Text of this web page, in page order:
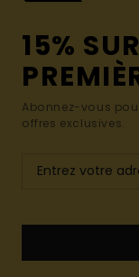
15%
Abonnez-vous
offres exclusives.